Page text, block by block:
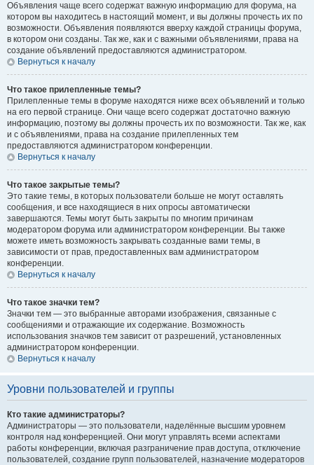
Объявления чаще всего содержат важную информацию для форума, на
котором вы находитесь в настоящий момент, и вы должны прочесть их по
возможности. Объявления появляются вверху каждой страницы форума,
в котором они созданы. Так же, как и с важными объявлениями, права на
создание объявлений предоставляются администратором.
Вернуться к началу
Что такое прилепленные темы?
Прилепленные темы в форуме находятся ниже всех объявлений и только
на его первой странице. Они чаще всего содержат достаточно важную
информацию, поэтому вы должны прочесть их по возможности. Так же, как
и с объявлениями, права на создание прилепленных тем
предоставляются администратором конференции.
Вернуться к началу
Что такое закрытые темы?
Это такие темы, в которых пользователи больше не могут оставлять
сообщения, и все находящиеся в них опросы автоматически
завершаются. Темы могут быть закрыты по многим причинам
модератором форума или администратором конференции. Вы также
можете иметь возможность закрывать созданные вами темы, в
зависимости от прав, предоставленных вам администратором
конференции.
Вернуться к началу
Что такое значки тем?
Значки тем — это выбранные авторами изображения, связанные с
сообщениями и отражающие их содержание. Возможность
использования значков тем зависит от разрешений, установленных
администратором конференции.
Вернуться к началу
Уровни пользователей и группы
Кто такие администраторы?
Администраторы — это пользователи, наделённые высшим уровнем
контроля над конференцией. Они могут управлять всеми аспектами
работы конференции, включая разграничение прав доступа, отключение
пользователей, создание групп пользователей, назначение модераторов